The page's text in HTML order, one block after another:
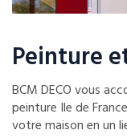
Peinture
BCM DECO vous
peinture Ile de
votre maison en un